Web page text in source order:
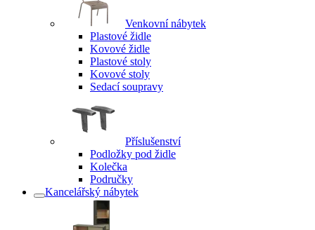
Venkovní nábytek
Plastové židle
Kovové židle
Plastové stoly
Kovové stoly
Sedací soupravy
Příslušenství
Podložky pod židle
Kolečka
Područky
Kancelářský nábytek